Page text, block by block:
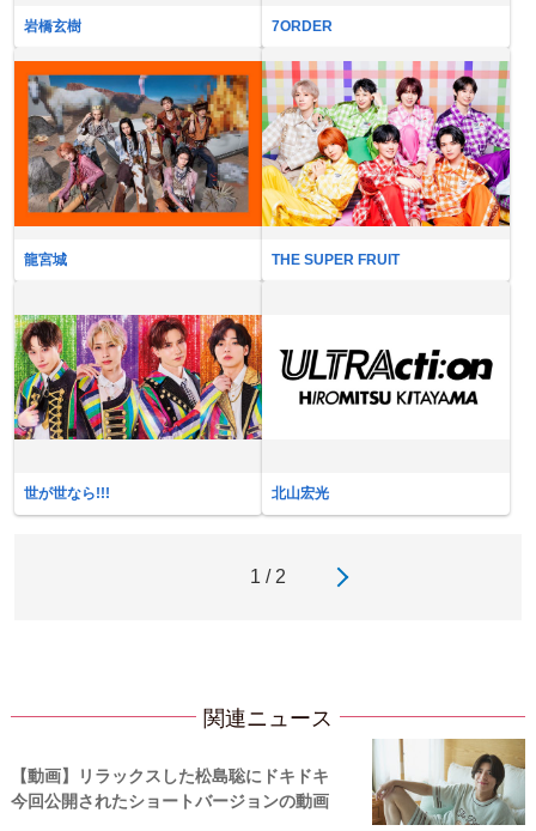
岩橋玄樹 7ORDER
龍宮城 THE SUPER FRUIT
世が世なら!!! 北山宏光
1 / 2
関連ニュース
【動画】リラックスした松島聡にドキドキ
今回公開されたショートバージョンの動画